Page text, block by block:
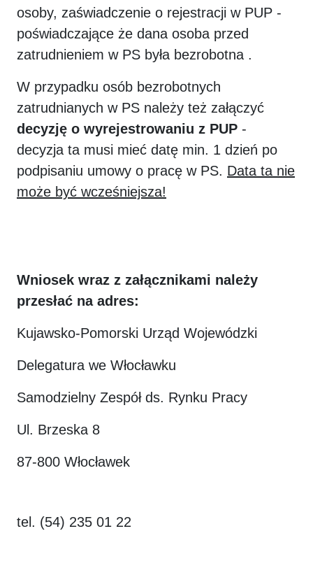
osoby, zaświadczenie o rejestracji w PUP -
poświadczające że dana osoba przed
zatrudnieniem w PS była bezrobotna .
W przypadku osób bezrobotnych
zatrudnianych w PS należy też załączyć
decyzję o wyrejestrowaniu z PUP -
decyzja ta musi mieć datę min. 1 dzień po
podpisaniu umowy o pracę w PS. Data ta nie
może być wcześniejsza!
Wniosek wraz z załącznikami należy
przesłać na adres:
Kujawsko-Pomorski Urząd Wojewódzki
Delegatura we Włocławku
Samodzielny Zespół ds. Rynku Pracy
Ul. Brzeska 8
87-800 Włocławek
tel. (54) 235 01 22